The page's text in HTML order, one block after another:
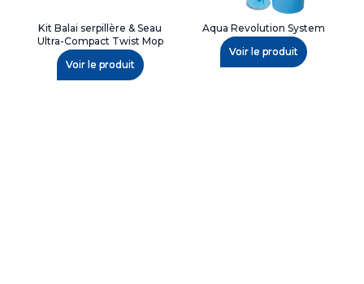
Kit Balai serpillère & Seau
Ultra-Compact Twist Mop
Voir le produit
Aqua Revolution System
Voir le produit